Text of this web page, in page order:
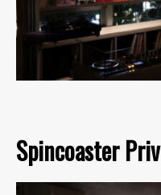
Spincoaster